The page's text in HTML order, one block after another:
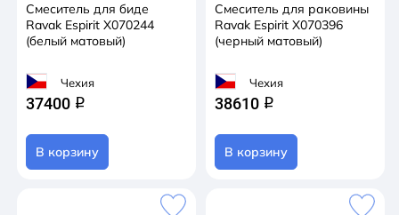
Смеситель для биде
Ravak Espirit X070244
(белый матовый)
Чехия
37400 q
В корзину
Смеситель для раковины
Ravak Espirit X070396
(черный матовый)
Чехия
38610 q
В корзину